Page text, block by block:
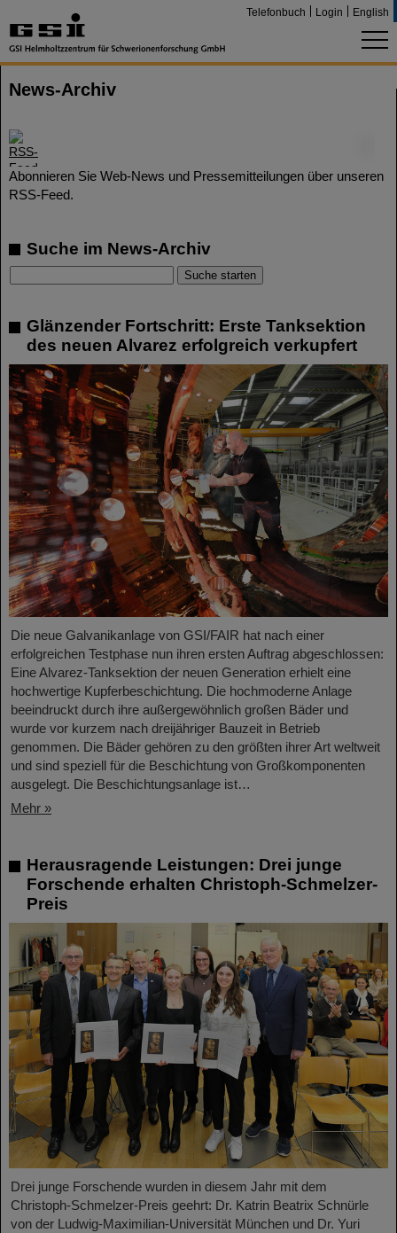
Telefonbuch Login English
News-Archiv
Abonnieren Sie Web-News und Pressemitteilungen über unseren
RSS-Feed.
Suche im News-Archiv
Glänzender Fortschritt: Erste Tanksektion
des neuen Alvarez erfolgreich verkupfert
Die neue Galvanikanlage von GSI/FAIR hat nach einer
erfolgreichen Testphase nun ihren ersten Auftrag abgeschlossen:
Eine Alvarez-Tanksektion der neuen Generation erhielt eine
hochwertige Kupferbeschichtung. Die hochmoderne Anlage
beeindruckt durch ihre außergewöhnlich großen Bäder und
wurde vor kurzem nach dreijähriger Bauzeit in Betrieb
genommen. Die Bäder gehören zu den größten ihrer Art weltweit
und sind speziell für die Beschichtung von Großkomponenten
ausgelegt. Die Beschichtungsanlage ist…
Mehr »
Herausragende Leistungen: Drei junge
Forschende erhalten Christoph-Schmelzer-
Preis
Drei junge Forschende wurden in diesem Jahr mit dem
Christoph-Schmelzer-Preis geehrt: Dr. Katrin Beatrix Schnürle
von der Ludwig-Maximilian-Universität München und Dr. Yuri